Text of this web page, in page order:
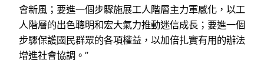
會新風；要進一個步驟施展工人階層主力軍感化，以工
人階層的出色聰明和宏大氣力推動迷信成長；要進一個
步驟保護國民群眾的各項權益，以加倍扎實有用的辦法
增進社會協調。”